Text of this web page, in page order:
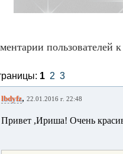
пользователей
1 2 3
lbdyfz, 22.01.2016 г. 22:48
Привет ,Ириша! Очень